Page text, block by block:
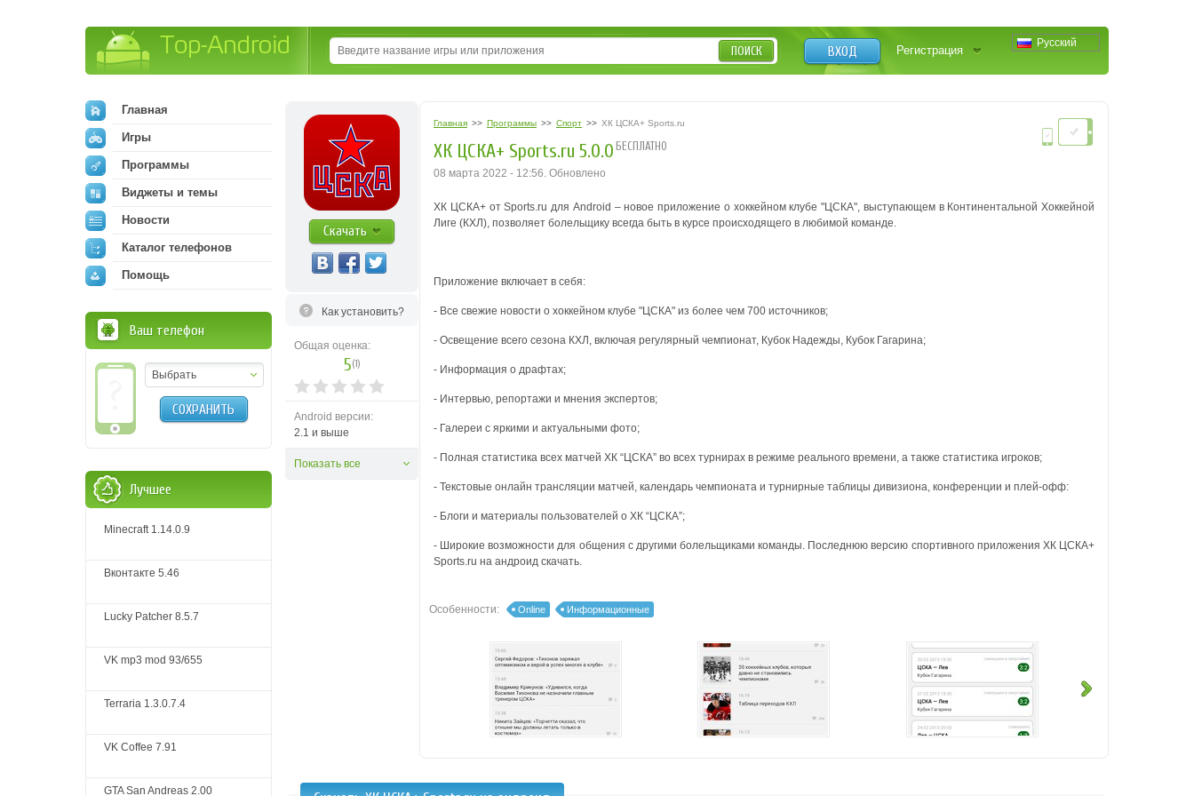
Русский
ВХОД Регистрация
ПОИСК
Скачать
Как установить?
Общая оценка:
5(1)
Android версии:
2.1 и выше
Показать все
Главная >> Программы >> Спорт >> ХК ЦСКА+ Sports.ru
ХК ЦСКА+ Sports.ru 5.0.0 БЕСПЛАТНО
08 марта 2022 - 12:56. Обновлено
ХК ЦСКА+ от Sports.ru для Android – новое приложение о хоккейном клубе "ЦСКА", выступающем в Континентальной Хоккейной
Лиге (КХЛ), позволяет болельщику всегда быть в курсе происходящего в любимой команде.
Приложение включает в себя:
- Все свежие новости о хоккейном клубе "ЦСКА" из более чем 700 источников;
- Освещение всего сезона КХЛ, включая регулярный чемпионат, Кубок Надежды, Кубок Гагарина;
- Информация о драфтах;
- Интервью, репортажи и мнения экспертов;
- Галереи с яркими и актуальными фото;
- Полная статистика всех матчей ХК “ЦСКА” во всех турнирах в режиме реального времени, а также статистика игроков;
- Текстовые онлайн трансляции матчей, календарь чемпионата и турнирные таблицы дивизиона, конференции и плей-офф:
- Блоги и материалы пользователей о ХК “ЦСКА”;
- Широкие возможности для общения с другими болельщиками команды. Последнюю версию спортивного приложения ХК ЦСКА+
Sports.ru на андроид скачать.
Особенности: Online Информационные
Главная
Игры
Программы
Виджеты и темы
Новости
Каталог телефонов
Помощь
Ваш телефон
Выбрать
СОХРАНИТЬ
Лучшее
Minecraft 1.14.0.9
Вконтакте 5.46
Lucky Patcher 8.5.7
VK mp3 mod 93/655
Terraria 1.3.0.7.4
VK Coffee 7.91
GTA San Andreas 2.00